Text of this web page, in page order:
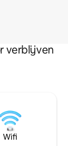
verblijven
Wifi